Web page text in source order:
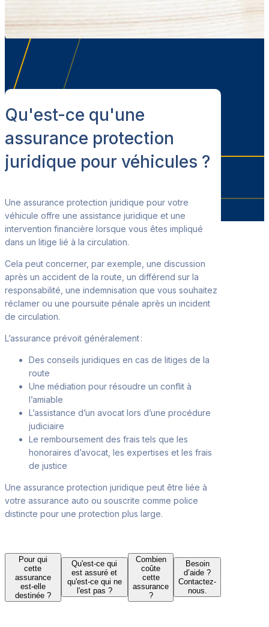
Qu'est-ce qu'une
assurance protection
juridique pour véhicules ?
Une assurance protection juridique pour votre
véhicule offre une assistance juridique et une
intervention financière lorsque vous êtes impliqué
dans un litige lié à la circulation.
Cela peut concerner, par exemple, une discussion
après un accident de la route, un différend sur la
responsabilité, une indemnisation que vous souhaitez
réclamer ou une poursuite pénale après un incident
de circulation.
L’assurance prévoit généralement :
Des conseils juridiques en cas de litiges de la
route
Une médiation pour résoudre un conflit à
l’amiable
L’assistance d’un avocat lors d’une procédure
judiciaire
Le remboursement des frais tels que les
honoraires d’avocat, les expertises et les frais
de justice
Une assurance protection juridique peut être liée à
votre assurance auto ou souscrite comme police
distincte pour une protection plus large.
Pour qui
cette
assurance
est-elle
destinée ?
Qu'est-ce qui
est assuré et
qu'est-ce qui ne
l'est pas ?
Combien
coûte
cette
assurance
?
Besoin
d’aide ?
Contactez-
nous.